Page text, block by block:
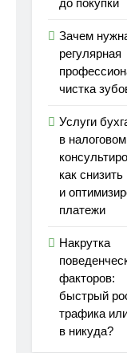
Зачем
регулярная
чистка
Услуги
в налоговом
как снизить
и
платежи
Накрутка
факторов:
быстрый
трафика
в никуда?